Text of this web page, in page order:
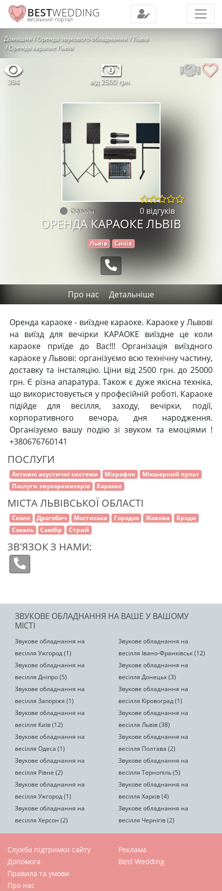
BESTWEDDING
весільний портал
Домашня Оренда звукового обладнання
Львів
Оренда караоке Львів
394 від 2500 грн.
Офлайн 0 відгуків
ОРЕНДА КАРАОКЕ ЛЬВІВ
Львів Сихів
Про нас Детальніше
Оренда караоке - виїздне караоке. Караоке у Львові
на виїзд для вечірки КАРАОКЕ виїздне це коли
караоке приїде до Вас!!! Організація виїздного
караоке у Львові: організуємо всю технічну частину,
доставку та інсталяцію. Ціни від 2500 грн. до 25000
грн. Є різна апаратура. Також є дуже якісна техніка,
що використовується у професійній роботі. Караоке
підійде для весілля, заходу, вечірки, події,
корпоративного вечора, дня народження.
Організуємо вашу подію зі звуком та емоціями !
+380676760141
ПОСЛУГИ
Активні акустичні системи Мікрофон
Мікшерний пульт
Послуги звукорежисерів
Караоке
МІСТА ЛЬВІВСЬКОЇ ОБЛАСТІ
Сколе Дрогобич Мостиська‎ Городок Жовква
Броди
Сокаль
Самбір Стрий
ЗВ'ЯЗОК З НАМИ:
ЗВУКОВЕ ОБЛАДНАННЯ НА ВАШЕ У ВАШОМУ
МІСТІ
Звукове обладнання на
весілля Ужгород (1)
Звукове обладнання на
весілля Івано-Франківськ (12)
Звукове обладнання на
весілля Дніпро (5)
Звукове обладнання на
весілля Донецьк (3)
Звукове обладнання на
весілля Запоріжя (1)
Звукове обладнання на
весілля Кіровоград (1)
Звукове обладнання на
весілля Київ (12)
Звукове обладнання на
весілля Львів (38)
Звукове обладнання на
весілля Одеса (1)
Звукове обладнання на
весілля Полтава (2)
Звукове обладнання на
весілля Рівне (2)
Звукове обладнання на
весілля Тернопіль (5)
Звукове обладнання на
весілля Ужгород (1)
Звукове обладнання на
весілля Харків (4)
Звукове обладнання на
весілля Херсон (2)
Звукове обладнання на
весілля Чернігів (2)
Служба підтримки сайту
Допомога
Правила та умови
Про нас
Реклама
Best Wedding